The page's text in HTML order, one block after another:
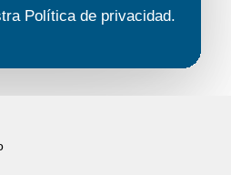
Política de privacidad.